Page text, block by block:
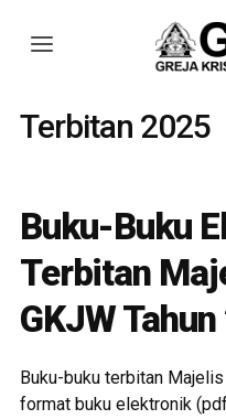
Terbitan 2025
Buku-Buku
Terbitan
GKJW
Buku-buku terbitan
format buku elektronik